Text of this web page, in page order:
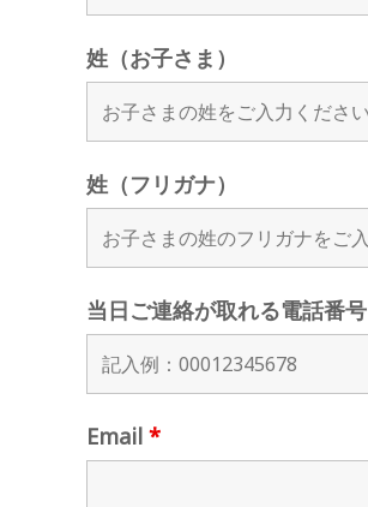
姓（お子さま）
姓（フリガナ）
当日ご連絡が取れる電話番号
Email *